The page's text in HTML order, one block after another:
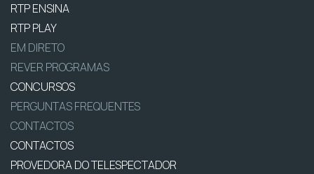
RTP ENSINA
RTP PLAY
EM DIRETO
REVER PROGRAMAS
CONCURSOS
PERGUNTAS FREQUENTES
CONTACTOS
CONTACTOS
PROVEDORA DO TELESPECTADOR